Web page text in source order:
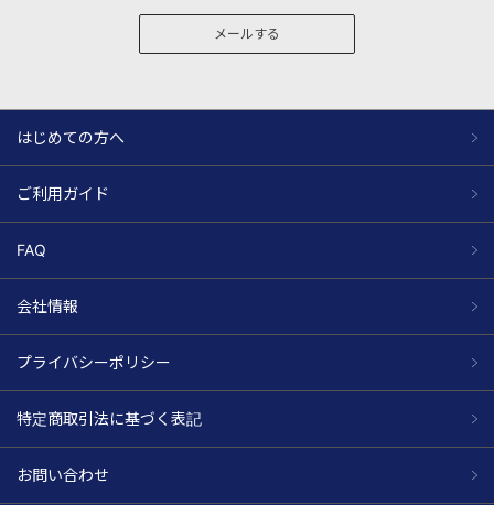
メールする
はじめての方へ
ご利用ガイド
FAQ
会社情報
プライバシーポリシー
特定商取引法に基づく表記
お問い合わせ